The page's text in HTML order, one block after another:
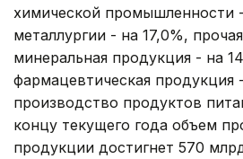
химической промышленности
металлургии - на 17,0%,
минеральная продукция - на
фармацевтическая продукция
производство продуктов
концу текущего года объем
продукции достигнет 570